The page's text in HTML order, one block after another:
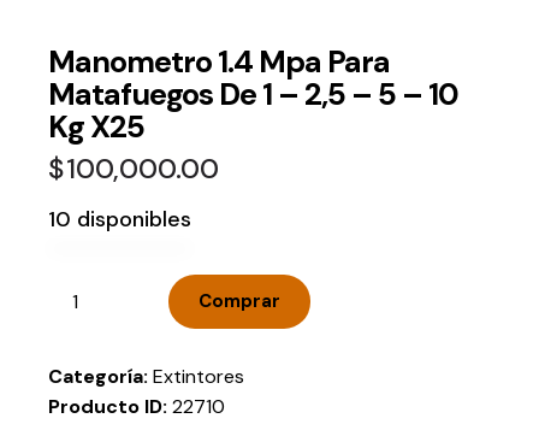
Manometro 1.4 Mpa Para
Matafuegos De 1 – 2,5 – 5 – 10
Kg X25
$100,000.00
10 disponibles
Comprar
Categoría: Extintores
Producto ID: 22710